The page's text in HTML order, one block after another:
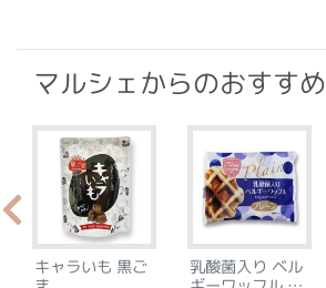
マルシェからのおすすめ
キャラいも 黒ご
乳酸菌入り ベル